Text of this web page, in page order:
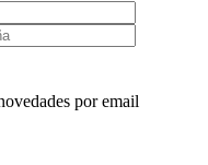
por email